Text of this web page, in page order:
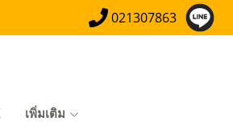
021307863
เพิ่มเติม